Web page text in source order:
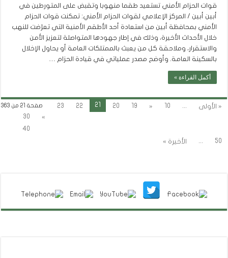
قوات الحزام الأمني تستعيد طقما منهوبا وتقبض على المتورطين في
أبين أبين / المركز الإعلامي لقوات الحزام الأمني: تمكنت قوات الحزام
الأمني بمحافظة أبين من استعادة أحد الأطقم الأمنية التي تعرّضت للنهب
خلال الأحداث الأخيرة، وذلك في إطار جهودها المتواصلة لتعزيز الأمن
والاستقرار، وملاحقة كل من يعبث بالممتلكات العامة أو يحاول الإخلال
بالسكينة العامة. وأوضح مصدر عملياتي في قيادة الحزام …
أكمل القراءة »
صفحة 21 من 363 « الأولى 10
«
19
20
21
22
23
»
30
40
50
الأخيرة »